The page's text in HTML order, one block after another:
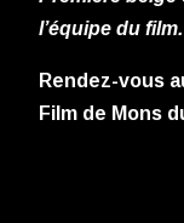
l’équipe du film.
Rendez-vous
Film de Mons